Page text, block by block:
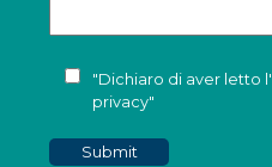
"Dichiaro di aver letto l'
privacy"